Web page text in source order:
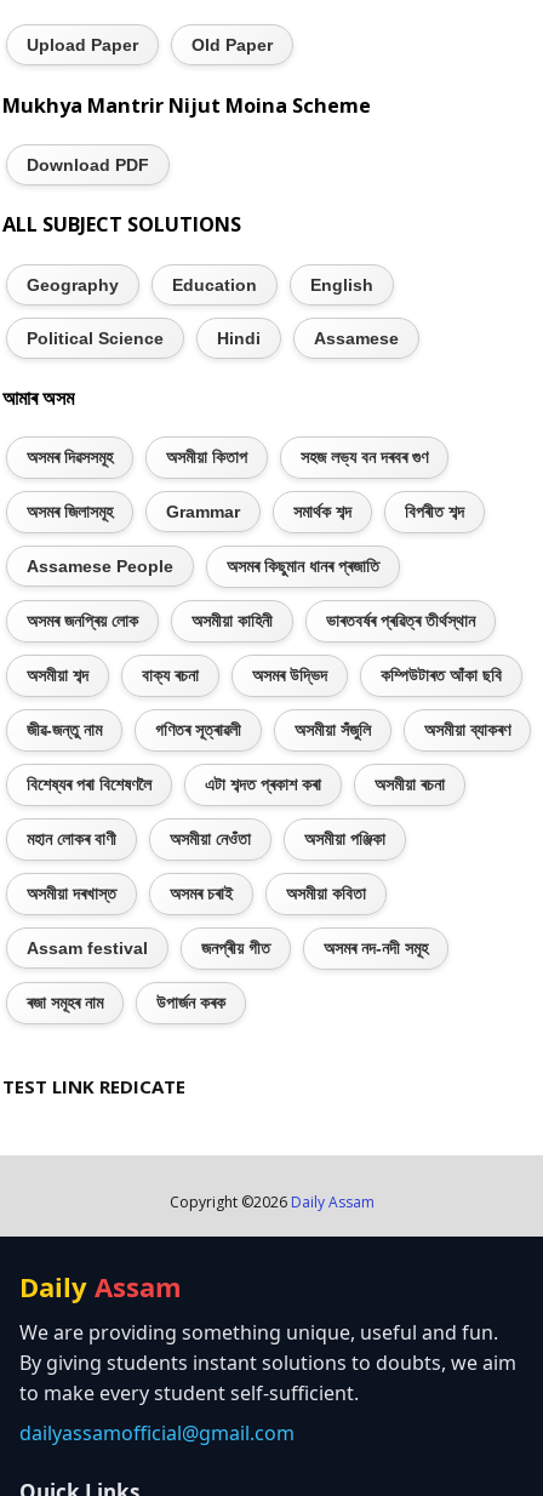
Upload Paper Old Paper
Mukhya Mantrir Nijut Moina Scheme
Download PDF
ALL SUBJECT SOLUTIONS
Geography Education English
Political Science Hindi Assamese
আমাৰ অসম
অসমৰ দিৱসসমূহ অসমীয়া কিতাপ সহজ লভ্য বন দৰবৰ গুণ
অসমৰ জিলাসমূহ Grammar সমাৰ্থক শব্দ বিপৰীত শব্দ
Assamese People অসমৰ কিছুমান ধানৰ প্ৰজাতি
অসমৰ জনপ্ৰিয় লোক অসমীয়া কাহিনী ভাৰতবৰ্ষৰ প্ৰৱিত্ৰ তীৰ্থস্থান
অসমীয়া শব্দ বাক্য ৰচনা অসমৰ উদ্ভিদ কম্পিউটাৰত আঁকা ছবি
জীৱ-জন্তু নাম গণিতৰ সূত্ৰাৱলী অসমীয়া সঁজুলি অসমীয়া ব্যাকৰণ
বিশেষ্যৰ পৰা বিশেষণলৈ এটা শব্দত প্ৰকাশ কৰা অসমীয়া ৰচনা
মহান লোকৰ বাণী অসমীয়া নেওঁতা অসমীয়া পঞ্জিকা
অসমীয়া দৰখাস্ত অসমৰ চৰাই অসমীয়া কবিতা
Assam festival জনপ্ৰীয় গীত অসমৰ নদ-নদী সমূহ
ৰজা সমূহৰ নাম উপাৰ্জন কৰক
TEST LINK REDICATE
Copyright ©2026 Daily Assam
Daily Assam
We are providing something unique, useful and fun.
By giving students instant solutions to doubts, we aim
to make every student self-sufficient.
dailyassamofficial@gmail.com